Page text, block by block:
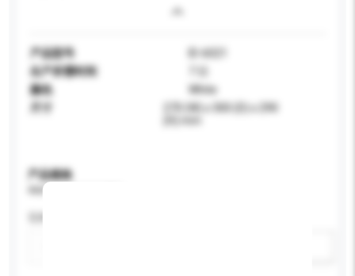
产品型号
ID-6021
生产所需时间
颜色
White
270 (W) x 300 (D) x 290
产品规格